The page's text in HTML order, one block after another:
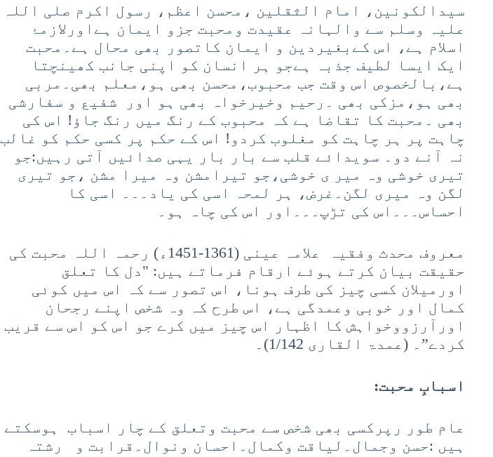
سیدالکونین، امام الثقلین ،محسن اعظم، رسول اکرم صلی اللہ
علیہ وسلم سے والہانہ عقیدت ومحبت جزو ایمان ہےاورلازمۂ
اسلام ہے، اس کےبغیردین و ایمان کاتصور بھی محال ہے۔محبت
ایک ایسا لطیف جذبہ ہےجو ہر انسان کو اپنی جانب کھینچتا
ہے،بالخصوص اس وقت جب محبوب،محسن بھی ہو،معلم بھی۔مربی
بھی ہو،مزکی بھی ۔رحیم وخیرخواہ بھی ہو اور شفیع و سفارشی
بھی ۔محبت کا تقاضا ہے کہ محبوب کے رنگ میں رنگ جاؤ! اس کی
چاہت پر ہر چاہت کو مغلوب کردو! اس کے حکم پر کسی حکم کو غالب
نہ آنے دو۔ سویدائے قلب سے بار بار یہی صدائیں آتی رہیں:جو
تیری خوشی وہ میر ی خوشی،جو تیرامشن وہ میرا مشن ،جو تیری
لگن وہ میری لگن۔غرض، ہر لمحہ اسی کی یاد۔۔۔ اسی کا
احساس۔۔۔اس کی تڑپ۔۔۔اور اس کی چاہ ہو۔
معروف محدث وفقیہ علامہ عینی (1361-1451ء) رحمہ اللہ محبت کی
حقیقت بیان کرتے ہوئے ارقام فرماتے ہیں: "دل کا تعلق
اورمیلان کسی چیز کی طرف ہونا، اس تصور سے کہ اس میں کو‏ئی
کمال اور خوبی وعمدگی ہے، اس طرح کہ وہ شخص اپنے رجحان
اورآرزووخواہش کا اظہار اس چیز میں کرے جو اس کو اس سے قریب
کردے”۔ (عمدۃ القاری 1/142)۔
اسبابِ محبت:
عام طور رپرکسی بھی شخص سے محبت وتعلق کے چار اسباب ہوسکتے
ہیں :حسن وجمال۔لیاقت وکمال۔احسان ونوال۔قرابت و رشتہ